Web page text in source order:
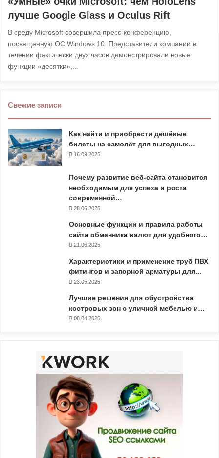
лучше Google Glass и Oculus Rift
В среду Microsoft совершила пресс-конференцию,
посвященную ОС Windows 10. Представители компании в
течении фактически двух часов демонстрировали новые
функции «десятки»,…
Свежие записи
Как найти и приобрести дешёвые
билеты на самолёт для выгодных…
16.09.2025
Почему развитие веб-сайта становится
необходимым для успеха и роста
современной…
28.06.2025
Основные функции и правила работы
сайта обменника валют для удобного…
21.06.2025
Характеристики и применение труб ПВХ
фитингов и запорной арматуры для…
23.05.2025
Лучшие решения для обустройства
костровых зон с уличной мебелью и…
08.04.2025